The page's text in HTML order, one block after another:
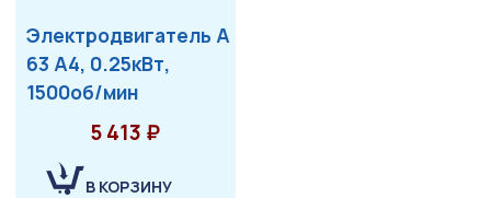
Электродвигатель А
63 А4, 0.25кВт,
1500об/мин
5 413 ₽
В КОРЗИНУ